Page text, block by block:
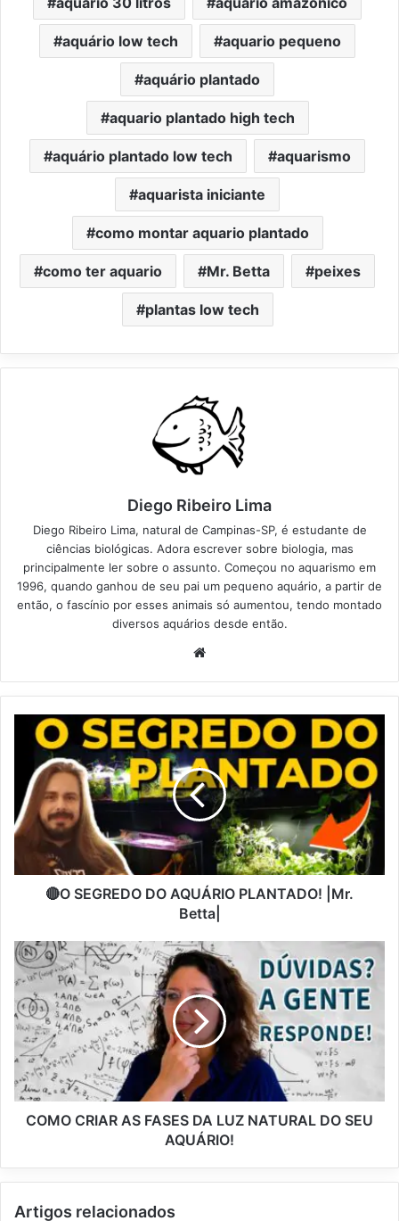
aquário low tech aquario pequeno
aquário plantado
aquario plantado high tech
aquário plantado low tech aquarismo
aquarista iniciante
como montar aquario plantado
como ter aquario Mr. Betta peixes
plantas low tech
Diego Ribeiro Lima
Diego Ribeiro Lima, natural de Campinas-SP, é estudante de
ciências biológicas. Adora escrever sobre biologia, mas
principalmente ler sobre o assunto. Começou no aquarismo em
1996, quando ganhou de seu pai um pequeno aquário, a partir de
então, o fascínio por esses animais só aumentou, tendo montado
diversos aquários desde então.
Website
🔴O SEGREDO DO AQUÁRIO PLANTADO! |Mr.
Betta|
COMO CRIAR AS FASES DA LUZ NATURAL DO SEU
AQUÁRIO!
Artigos relacionados